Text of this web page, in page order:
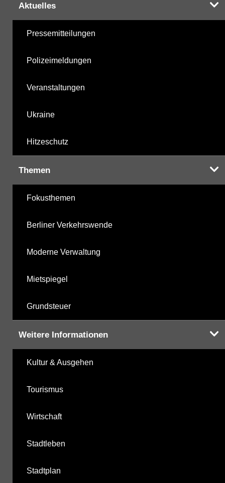
Aktuelles
Pressemitteilungen
Polizeimeldungen
Veranstaltungen
Ukraine
Hitzeschutz
Themen
Fokusthemen
Berliner Verkehrswende
Moderne Verwaltung
Mietspiegel
Grundsteuer
Weitere Informationen
Kultur & Ausgehen
Tourismus
Wirtschaft
Stadtleben
Stadtplan